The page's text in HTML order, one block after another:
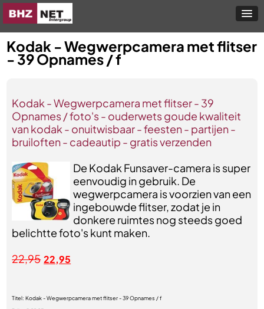
Kodak - Wegwerpcamera met flitser
- 39 Opnames / f
Kodak - Wegwerpcamera met flitser - 39
Opnames / foto's - ouderwets goude kwaliteit
van kodak - onuitwisbaar - feesten - partijen -
bruiloften - cadeautip - gratis verzenden
De Kodak Funsaver-camera is super
eenvoudig in gebruik. De
wegwerpcamera is voorzien van een
ingebouwde flitser, zodat je in
donkere ruimtes nog steeds goed
belichtte foto's kunt maken.
22,95 22,95
Titel:Kodak - Wegwerpcamera met flitser - 39 Opnames / f